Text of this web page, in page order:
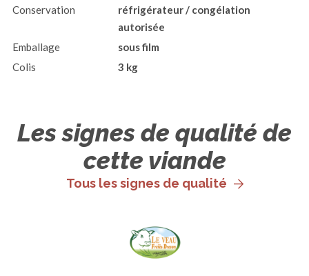
Conservation
réfrigérateur / congélation
autorisée
Emballage
sous film
Colis
3 kg
Les signes de qualité de
cette viande
Tous les signes de qualité